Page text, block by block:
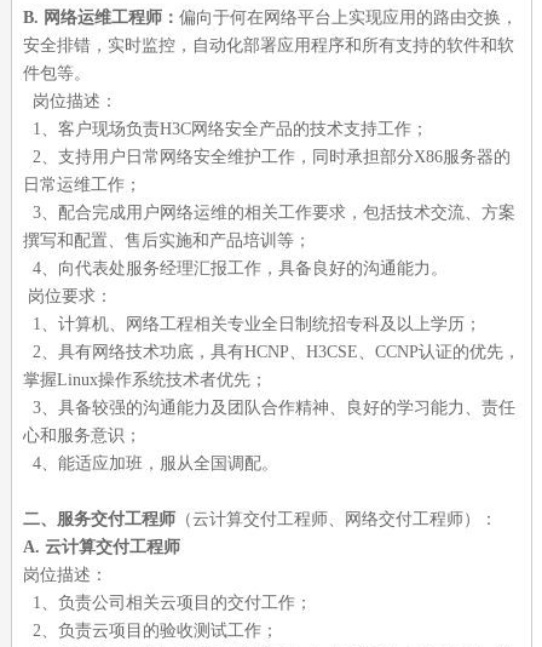
B. 网络运维工程师： 偏向于何在网络平台上实现应用的路由交换，
安全排错，实时监控，自动化部署应用程序和所有支持的软件和软
件包等。
岗位描述：
1、客户现场负责H3C网络安全产品的技术支持工作；
2、支持用户日常网络安全维护工作，同时承担部分X86服务器的
日常运维工作；
3、配合完成用户网络运维的相关工作要求，包括技术交流、方案
撰写和配置、售后实施和产品培训等；
4、向代表处服务经理汇报工作，具备良好的沟通能力。
岗位要求：
1、计算机、网络工程相关专业全日制统招专科及以上学历；
2、具有网络技术功底，具有HCNP、H3CSE、CCNP认证的优先，
掌握Linux操作系统技术者优先；
3、具备较强的沟通能力及团队合作精神、良好的学习能力、责任
心和服务意识；
4、能适应加班，服从全国调配。
二、服务交付工程师 （云计算交付工程师、网络交付工程师）：
A. 云计算交付工程师
岗位描述：
1、负责公司相关云项目的交付工作；
2、负责云项目的验收测试工作；